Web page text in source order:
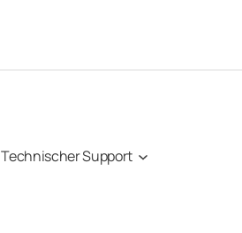
Technischer Support